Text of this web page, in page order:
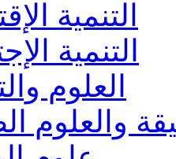
التنمية
التنمية
العلوم
والعلوم